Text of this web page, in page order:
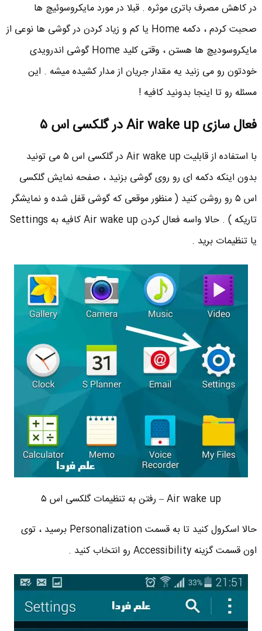
در کاهش مصرف باتری موثره . قبلا در مورد مایکروسوئیچ ها
صحبت کردم ، دکمه Home یا کم و زیاد کردن در گوشی ها نوعی از
مایکروسودیچ ها هستن ، وقتی کلید Home گوشی اندرویدی
خودتون رو می زنید یه مقدار جریان از مدار کشیده میشه . این
مسئله رو تا اینجا بدونید کافیه !
فعال سازی Air wake up در گلکسی اس ۵
با استفاده از قابلیت Air wake up در گلکسی اس ۵ می تونید
بدون اینکه دکمه ای رو روی گوشی بزنید ، صفحه نمایش گلکسی
اس ۵ رو روشن کنید ( منظور موقعی که گوشی قفل شده و نمایشگر
تاریکه ) . حالا واسه فعال کردن Air wake up کافیه به Settings
یا تنظیمات برید .
Air wake up – رفتن به تنظیمات گلکسی اس ۵
حالا اسکرول کنید تا به قسمت Personalization برسید ، توی
اون قسمت گزینه Accessibility رو انتخاب کنید .